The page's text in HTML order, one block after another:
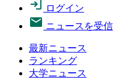
ログイン
ニュースを受信
最新ニュース
ランキング
大学ニュース